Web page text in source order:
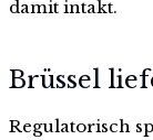
damit intakt.
Brüssel
Regulatorisch